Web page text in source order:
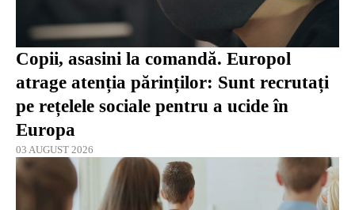
Copii, asasini la comandă. Europol
atrage atenția părinților: Sunt recrutați
pe rețelele sociale pentru a ucide în
Europa
03 AUGUST 2026